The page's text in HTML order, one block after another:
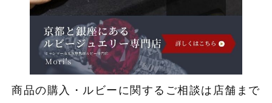
商品の購入・ルビーに関するご相談は店舗まで